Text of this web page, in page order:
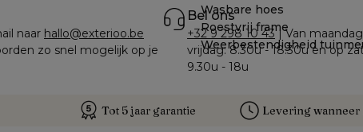
Wasbare hoes
Roestvrij frame
Weerbestendigheid
naar hallo@exterioo.be
zo snel mogelijk op je
Bel ons
+32 9 298 10 43 | Van
vrijdag: 8.30u - 18.30u en op
9.30u - 18u
Tot 5 jaar garantie Levering wanneer